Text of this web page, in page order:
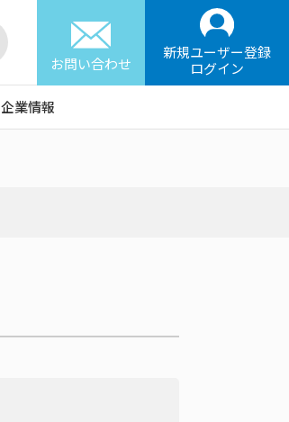
お問い合わせ
新規ユーザー登録
ログイン
企業情報